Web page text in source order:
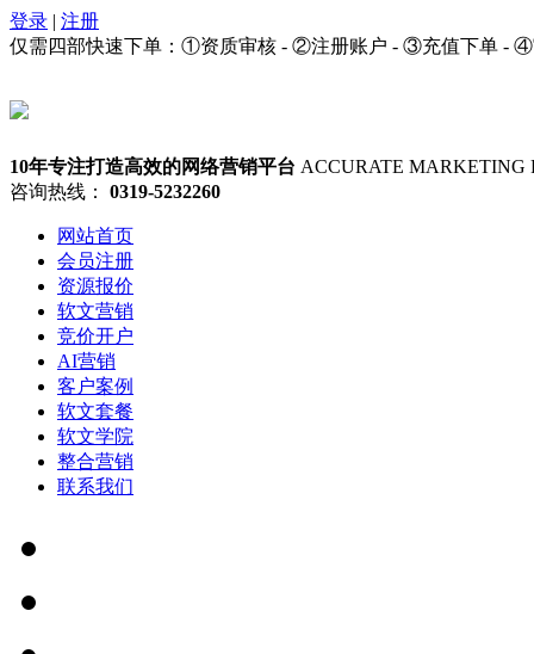
登录 | 注册
仅需四部快速下单：①资质审核 - ②注册账户 - ③充值下单 - ④
10年专注打造高效的网络营销平台 ACCURATE MARKETING
咨询热线：
0319-5232260
网站首页
会员注册
资源报价
软文营销
竞价开户
AI营销
客户案例
软文套餐
软文学院
整合营销
联系我们